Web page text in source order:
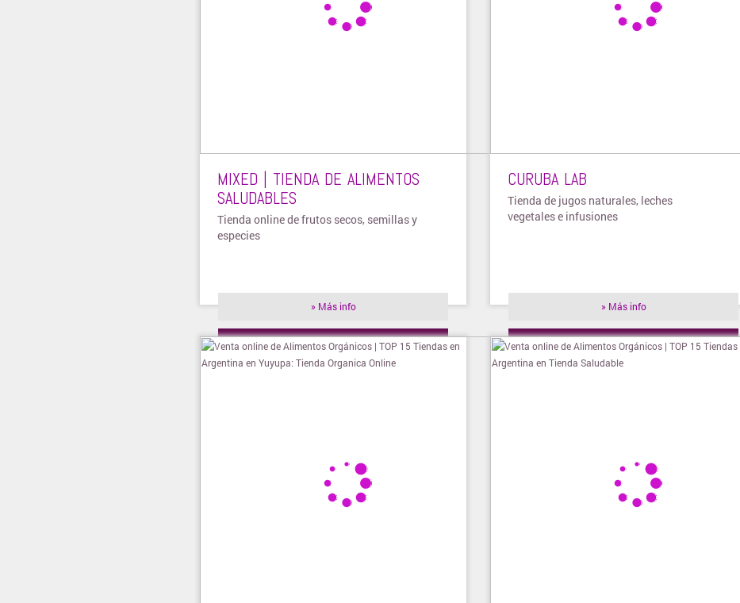
MIXED | TIENDA DE ALIMENTOS
SALUDABLES
Tienda online de frutos secos, semillas y
especies
» Más info
» Visitar tienda
CURUBA LAB
Tienda de jugos naturales, leches
vegetales e infusiones
» Más info
» Visitar tienda